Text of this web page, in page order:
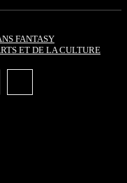
FANTASY
ET DE LA CULTURE